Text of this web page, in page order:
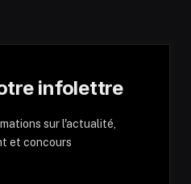
infolettre
sur l'actualité,
et concours